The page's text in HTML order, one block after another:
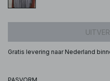
Gratis levering naar Nederland